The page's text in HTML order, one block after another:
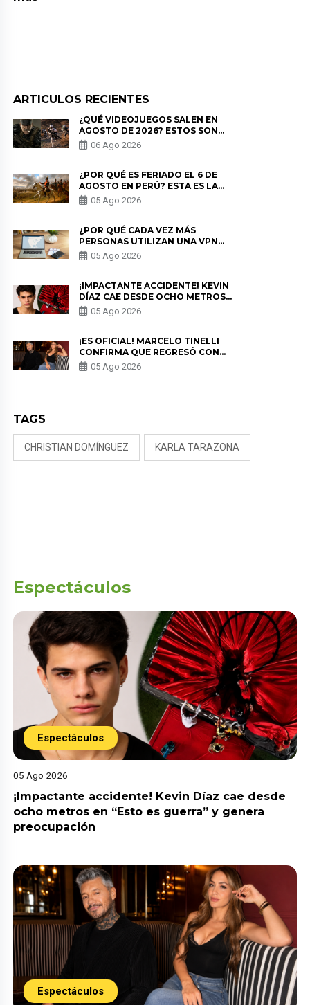
ARTICULOS RECIENTES
¿QUÉ VIDEOJUEGOS SALEN EN
AGOSTO DE 2026? ESTOS SON
LOS ESTRENOS MÁS ESPERADOS
06 Ago 2026
¿POR QUÉ ES FERIADO EL 6 DE
AGOSTO EN PERÚ? ESTA ES LA
HISTORIA
05 Ago 2026
¿POR QUÉ CADA VEZ MÁS
PERSONAS UTILIZAN UNA VPN
PARA PROTEGER SU
PRIVACIDAD?
05 Ago 2026
¡IMPACTANTE ACCIDENTE! KEVIN
DÍAZ CAE DESDE OCHO METROS
EN “ESTO ES GUERRA” Y GENERA
PREOCUPACIÓN
05 Ago 2026
¡ES OFICIAL! MARCELO TINELLI
CONFIRMA QUE REGRESÓ CON
MILETT FIGUEROA: “EL AMOR
PUDO MÁS”
05 Ago 2026
TAGS
CHRISTIAN DOMÍNGUEZ KARLA TARAZONA
Espectáculos
Espectáculos
05 Ago 2026
¡Impactante accidente! Kevin Díaz cae desde
ocho metros en “Esto es guerra” y genera
preocupación
Espectáculos